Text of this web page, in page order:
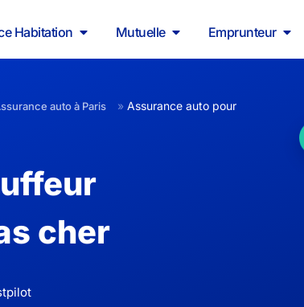
Habitation Mutuelle Emprunteur
auto à Paris » Assurance auto pour
cher